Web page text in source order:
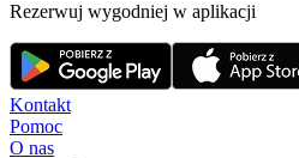
Rezerwuj wygodniej w aplikacji
Kontakt
Pomoc
O nas